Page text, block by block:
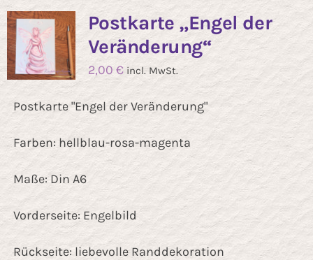
Postkarte „Engel der
Veränderung“
2,00 € incl. MwSt.
Postkarte "Engel der Veränderung"
Farben: hellblau-rosa-magenta
Maße: Din A6
Vorderseite: Engelbild
Rückseite: liebevolle Randdekoration